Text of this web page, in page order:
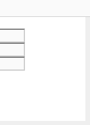
Mail-